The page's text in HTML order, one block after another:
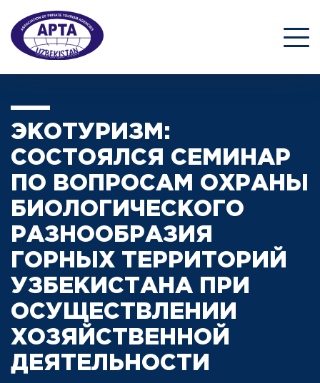
ЭКОТУРИЗМ:
СОСТОЯЛСЯ СЕМИНАР
ПО ВОПРОСАМ ОХРАНЫ
БИОЛОГИЧЕСКОГО
РАЗНООБРАЗИЯ
ГОРНЫХ ТЕРРИТОРИЙ
УЗБЕКИСТАНА ПРИ
ОСУЩЕСТВЛЕНИИ
ХОЗЯЙСТВЕННОЙ
ДЕЯТЕЛЬНОСТИ